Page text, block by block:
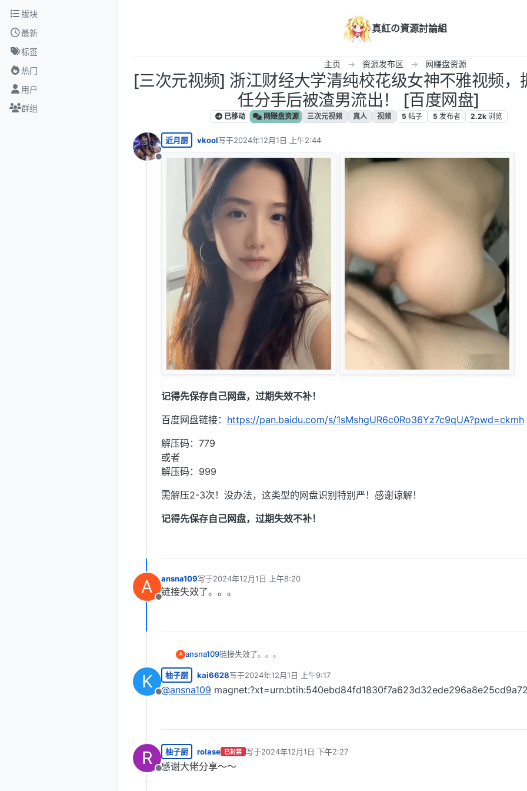
跳转至内容
版块
最新
标签
热门
用户
群组
真紅の資源討論組
主页 资源发布区 网赚盘资源
[三次元视频] 浙江财经大学清纯校花级女神不雅视频，
任分手后被渣男流出！ [百度网盘]
已移动 网赚盘资源 三次元视频 真人 视频 5 帖子 5 发布者 2.2k 浏览
离线
近月厨 vkool写于2024年12月1日 上午2:44
最后由 编辑
记得先保存自己网盘，过期失效不补！
百度网盘链接： https://pan.baidu.com/s/1sMshgUR6c0Ro36Yz7c9qUA?pwd=ckmh
解压码：779
或者
解压码：999
需解压2-3次！没办法，这类型的网盘识别特别严！感谢谅解！
记得先保存自己网盘，过期失效不补！
A
离线
ansna109写于2024年12月1日 上午8:20
最后由 编辑
链接失效了。。。
A ansna109链接失效了。。。
K
离线
柚子厨 kai6628写于2024年12月1日 上午9:17
最后由 编辑
@ansna109 magnet:?xt=urn:btih:540ebd84fd1830f7a623d32ede296a8e25cd9a72
R
离线
柚子厨 rolase 已封禁 写于2024年12月1日 下午2:27
最后由 编辑
感谢大佬分享～～